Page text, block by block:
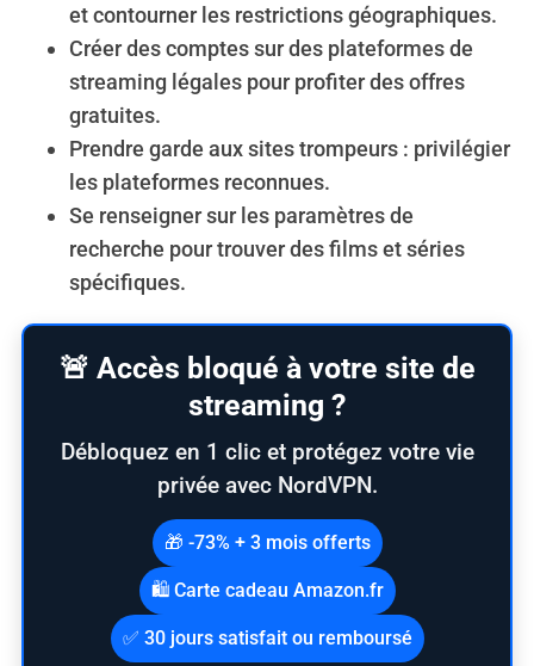
et contourner les restrictions géographiques.
Créer des comptes sur des plateformes de
streaming légales pour profiter des offres
gratuites.
Prendre garde aux sites trompeurs : privilégier
les plateformes reconnues.
Se renseigner sur les paramètres de
recherche pour trouver des films et séries
spécifiques.
🚨 Accès bloqué à votre site de
streaming ?
Débloquez en 1 clic et protégez votre vie
privée avec NordVPN.
🎁 -73% + 3 mois offerts
🛍️ Carte cadeau Amazon.fr
✅ 30 jours satisfait ou remboursé